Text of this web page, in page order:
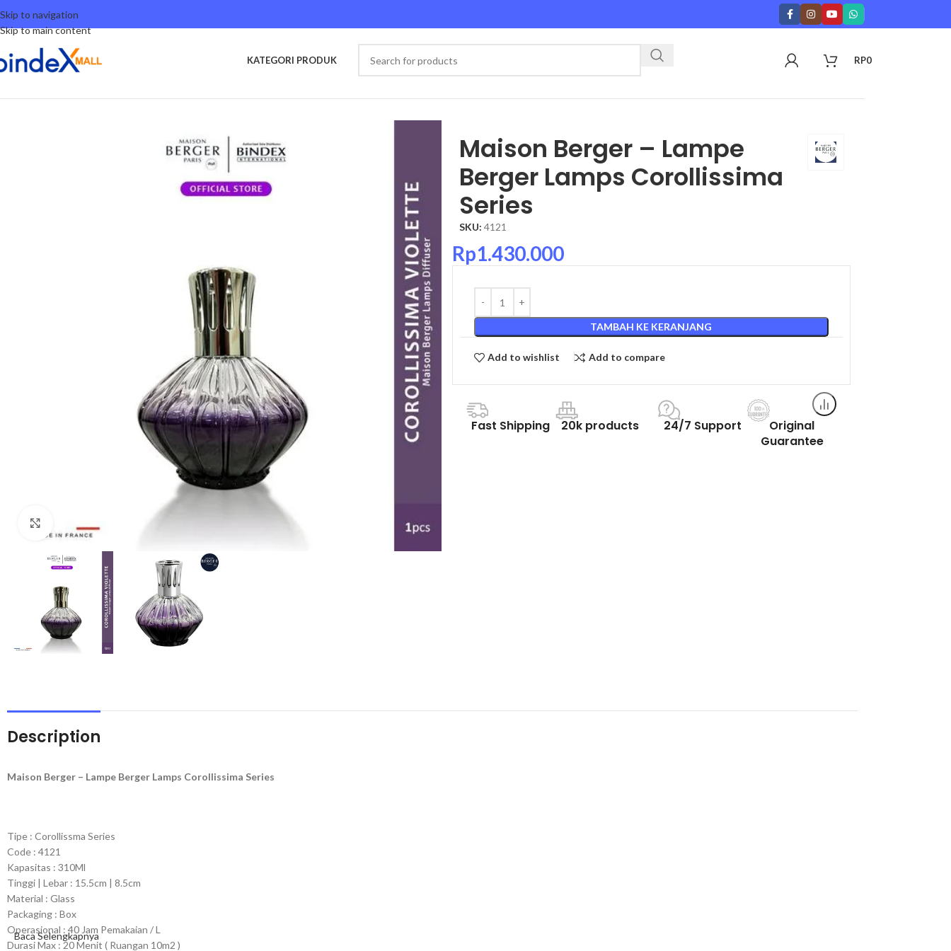
Skip to navigation
Skip to main content
KATEGORI PRODUK RP0
Maison Berger – Lampe
Berger Lamps Corollissima
Series
SKU: 4121
Rp1.430.000
TAMBAH KE KERANJANG
Add to wishlist Add to compare
Fast Shipping 20k products 24/7 Support
Original
Guarantee
Description
Maison Berger – Lampe Berger Lamps Corollissima Series
Tipe : Corollissma Series
Code : 4121
Kapasitas : 310Ml
Tinggi | Lebar : 15.5cm | 8.5cm
Material : Glass
Packaging : Box
Operasional : 40 Jam Pemakaian / L
Durasi Max : 20 Menit ( Ruangan 10m2 )
Baca Selengkapnya